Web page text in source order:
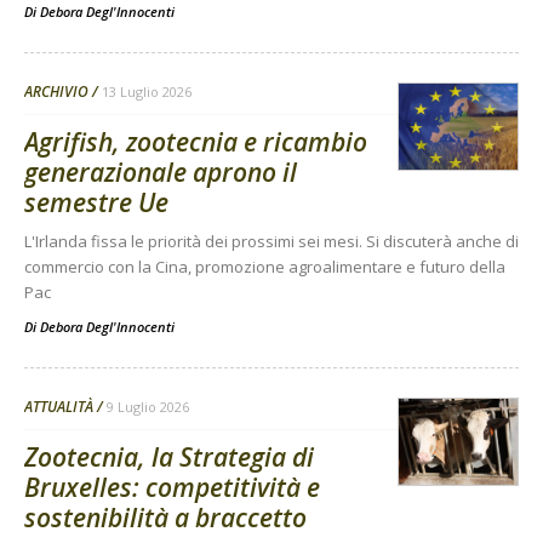
Di Debora Degl'Innocenti
ARCHIVIO 13 Luglio 2026
Agrifish, zootecnia e ricambio
generazionale aprono il
semestre Ue
L'Irlanda fissa le priorità dei prossimi sei mesi. Si discuterà anche di
commercio con la Cina, promozione agroalimentare e futuro della
Pac
Di Debora Degl'Innocenti
ATTUALITÀ 9 Luglio 2026
Zootecnia, la Strategia di
Bruxelles: competitività e
sostenibilità a braccetto